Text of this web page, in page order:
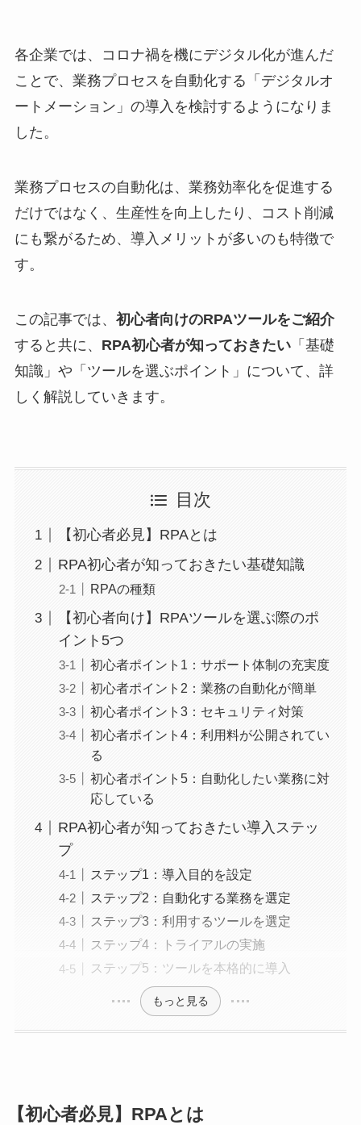
各企業では、コロナ禍を機にデジタル化が進んだ
ことで、業務プロセスを自動化する「デジタルオ
ートメーション」の導入を検討するようになりま
した。
業務プロセスの自動化は、業務効率化を促進する
だけではなく、生産性を向上したり、コスト削減
にも繋がるため、導入メリットが多いのも特徴で
す。
この記事では、 初心者向けのRPAツールをご紹介
すると共に、 RPA初心者が知っておきたい「基礎
知識」や「ツールを選ぶポイント」について、詳
しく解説していきます。
目次
【初心者必見】RPAとは
RPA初心者が知っておきたい基礎知識
RPAの種類
【初心者向け】RPAツールを選ぶ際のポ
イント5つ
初心者ポイント1：サポート体制の充実度
初心者ポイント2：業務の自動化が簡単
初心者ポイント3：セキュリティ対策
初心者ポイント4：利用料が公開されてい
る
初心者ポイント5：自動化したい業務に対
応している
RPA初心者が知っておきたい導入ステッ
プ
ステップ1：導入目的を設定
ステップ2：自動化する業務を選定
ステップ3：利用するツールを選定
ステップ4：トライアルの実施
ステップ5：ツールを本格的に導入
もっと見る
【初心者必見】RPAとは